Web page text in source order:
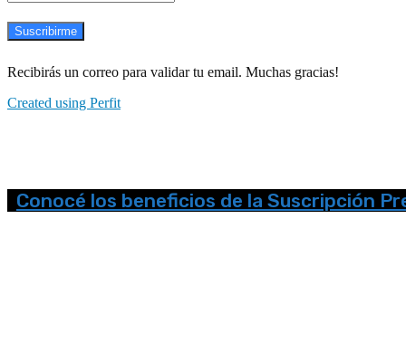
Suscribirme
Recibirás un correo para validar tu email. Muchas gracias!
Created using Perfit
Conocé los beneficios de la Suscripción